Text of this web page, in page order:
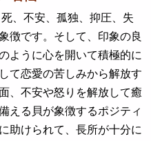
、不安、孤独、抑圧、失
徴です。そして、印象の良
ように心を開いて積極的に
て恋愛の苦しみから解放す
、不安や怒りを解放して癒
える貝が象徴するポジティ
助けられて、長所が十分に